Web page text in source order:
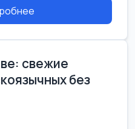
свежие
без